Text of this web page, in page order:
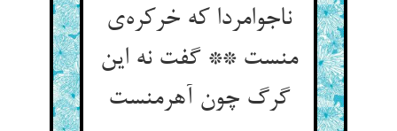
ناجوامردا که خرکره‌ی
منست ** گفت نه این
گرگ چون آهرمنست